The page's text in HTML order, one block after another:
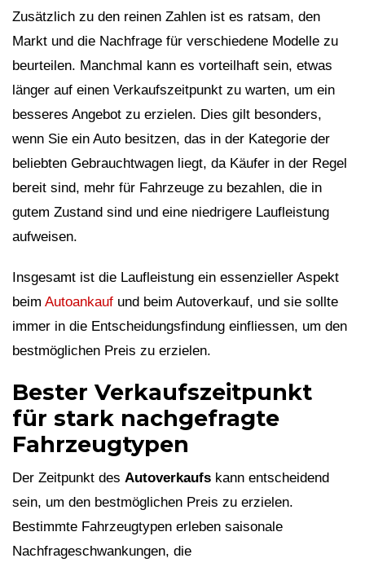
Zusätzlich zu den reinen Zahlen ist es ratsam, den
Markt und die Nachfrage für verschiedene Modelle zu
beurteilen. Manchmal kann es vorteilhaft sein, etwas
länger auf einen Verkaufszeitpunkt zu warten, um ein
besseres Angebot zu erzielen. Dies gilt besonders,
wenn Sie ein Auto besitzen, das in der Kategorie der
beliebten Gebrauchtwagen liegt, da Käufer in der Regel
bereit sind, mehr für Fahrzeuge zu bezahlen, die in
gutem Zustand sind und eine niedrigere Laufleistung
aufweisen.
Insgesamt ist die Laufleistung ein essenzieller Aspekt
beim Autoankauf und beim Autoverkauf, und sie sollte
immer in die Entscheidungsfindung einfliessen, um den
bestmöglichen Preis zu erzielen.
Bester Verkaufszeitpunkt
für stark nachgefragte
Fahrzeugtypen
Der Zeitpunkt des Autoverkaufs kann entscheidend
sein, um den bestmöglichen Preis zu erzielen.
Bestimmte Fahrzeugtypen erleben saisonale
Nachfrageschwankungen, die